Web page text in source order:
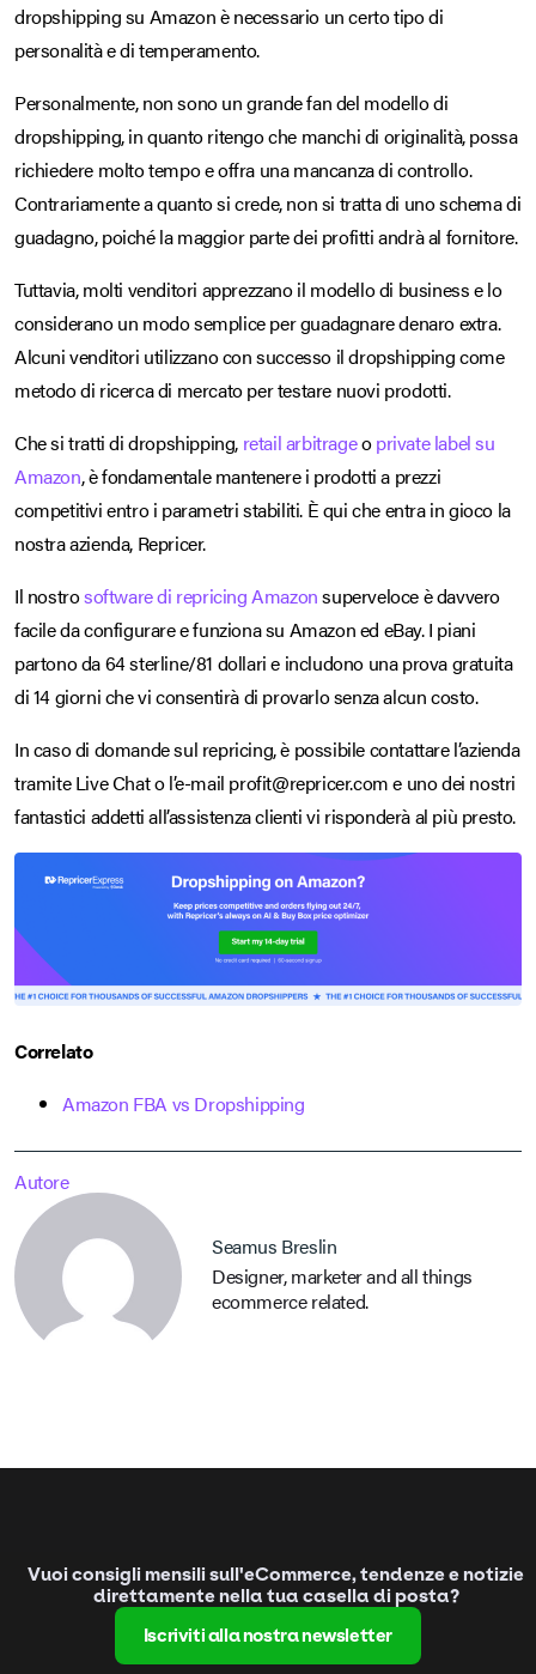
dropshipping su Amazon è necessario un certo tipo di
personalità e di temperamento.
Personalmente, non sono un grande fan del modello di
dropshipping, in quanto ritengo che manchi di originalità, possa
richiedere molto tempo e offra una mancanza di controllo.
Contrariamente a quanto si crede, non si tratta di uno schema di
guadagno, poiché la maggior parte dei profitti andrà al fornitore.
Tuttavia, molti venditori apprezzano il modello di business e lo
considerano un modo semplice per guadagnare denaro extra.
Alcuni venditori utilizzano con successo il dropshipping come
metodo di ricerca di mercato per testare nuovi prodotti.
Che si tratti di dropshipping, retail arbitrageoprivate label su
Amazon, è fondamentale mantenere i prodotti a prezzi
competitivi entro i parametri stabiliti. È qui che entra in gioco la
nostra azienda, Repricer.
Il nostrosoftware di repricing Amazonsuperveloce è davvero
facile da configurare e funziona su Amazon ed eBay. I piani
partono da 64 sterline/81 dollari e includono una prova gratuita
di 14 giorni che vi consentirà di provarlo senza alcun costo.
In caso di domande sul repricing, è possibile contattare l’azienda
tramite Live Chat o l’e-mail profit@repricer.com e uno dei nostri
fantastici addetti all’assistenza clienti vi risponderà al più presto.
Correlato
Amazon FBA vs Dropshipping
Autore
Seamus Breslin
Designer, marketer and all things
ecommerce related.
Vuoi consigli mensili sull'eCommerce, tendenze e notizie
direttamente nella tua casella di posta?
Iscriviti alla nostra newsletter